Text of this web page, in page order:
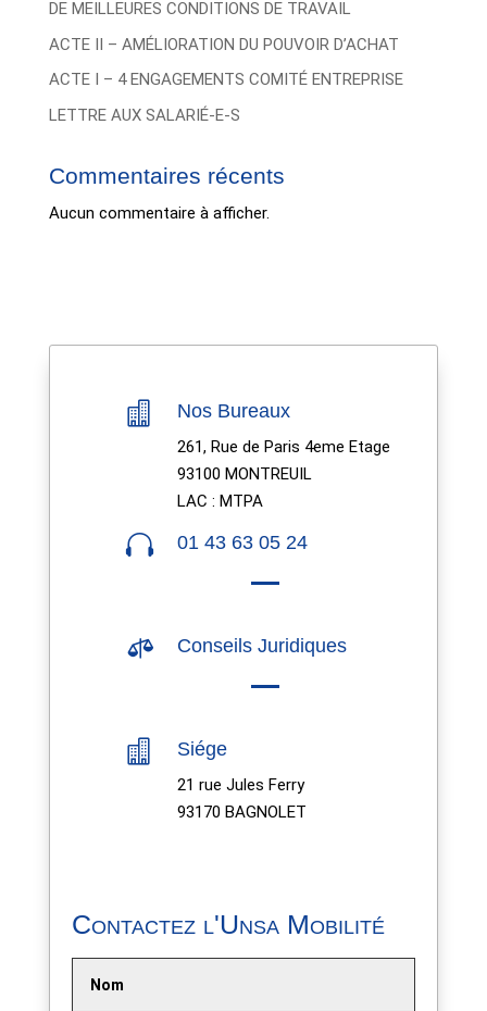
DE MEILLEURES CONDITIONS DE TRAVAIL
ACTE II – AMÉLIORATION DU POUVOIR D’ACHAT
ACTE I – 4 ENGAGEMENTS COMITÉ ENTREPRISE
LETTRE AUX SALARIÉ-E-S
Commentaires récents
Aucun commentaire à afficher.
 Nos Bureaux
261, Rue de Paris 4eme Etage
93100 MONTREUIL
LAC : MTPA
 01 43 63 05 24
 Conseils Juridiques
 Siége
21 rue Jules Ferry
93170 BAGNOLET
Contactez l'Unsa Mobilité